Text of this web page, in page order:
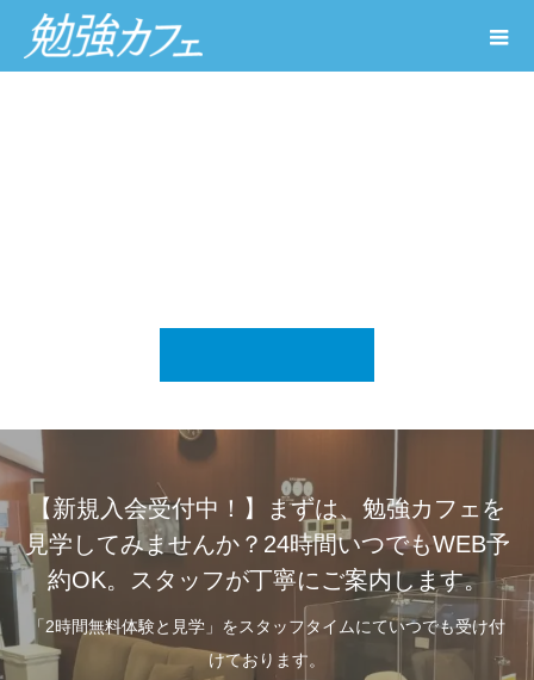
【新規入会受付中！】まずは、勉強カフェを
見学してみませんか？24時間いつでもWEB予
約OK。スタッフが丁寧にご案内します。
「2時間無料体験と見学」をスタッフタイムにていつでも受け付
けております。